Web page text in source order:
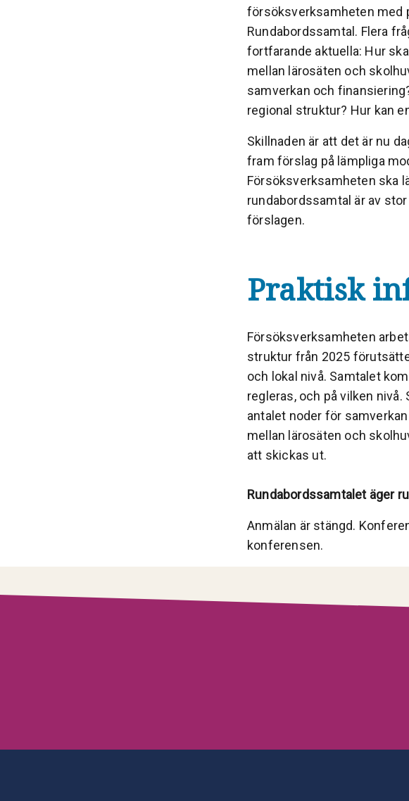
försöksverksamheten med
Rundabordssamtal. Flera
fortfarande aktuella: Hur
mellan lärosäten och
samverkan och
regional struktur? Hur kan
Skillnaden är att det är nu
fram förslag på lämpliga
Försöksverksamheten ska
rundabordssamtal är av
förslagen.
Praktisk
Försöksverksamheten
struktur från 2025
och lokal nivå. Samtalet
regleras, och på vilken
antalet noder för
mellan lärosäten och
att skickas ut.
Rundabordssamtalet äger
Anmälan är stängd.
konferensen.